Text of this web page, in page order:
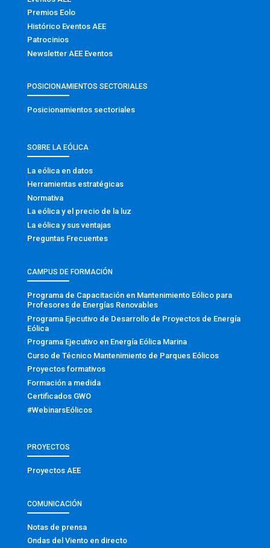
Premios Eolo
Histórico Eventos AEE
Patrocinios
Newsletter AEE Eventos
POSICIONAMIENTOS SECTORIALES
Posicionamientos sectoriales
SOBRE LA EÓLICA
La eólica en datos
Herramientas estratégicas
Normativa
La eólica y el precio de la luz
La eólica y sus ventajas
Preguntas Frecuentes
CAMPUS DE FORMACIÓN
Programa de Capacitación en Mantenimiento Eólico para
Profesores de Energías Renovables
Programa Ejecutivo de Desarrollo de Proyectos de Energía
Eólica
Programa Ejecutivo en Energía Eólica Marina
Curso de Técnico Mantenimiento de Parques Eólicos
Proyectos formativos
Formación a medida
Certificados GWO
#WebinarsEólicos
PROYECTOS
Proyectos AEE
COMUNICACIÓN
Notas de prensa
Ondas del Viento en directo